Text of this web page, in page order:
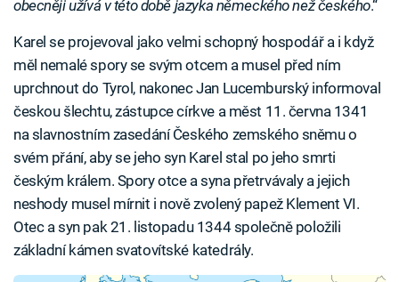
obecněji užívá v této době jazyka německého než českého.“
Karel se projevoval jako velmi schopný hospodář a i když
měl nemalé spory se svým otcem a musel před ním
uprchnout do Tyrol, nakonec Jan Lucemburský informoval
českou šlechtu, zástupce církve a měst 11. června 1341
na slavnostním zasedání Českého zemského sněmu o
svém přání, aby se jeho syn Karel stal po jeho smrti
českým králem. Spory otce a syna přetrvávaly a jejich
neshody musel mírnit i nově zvolený papež Klement VI.
Otec a syn pak 21. listopadu 1344 společně položili
základní kámen svatovítské katedrály.